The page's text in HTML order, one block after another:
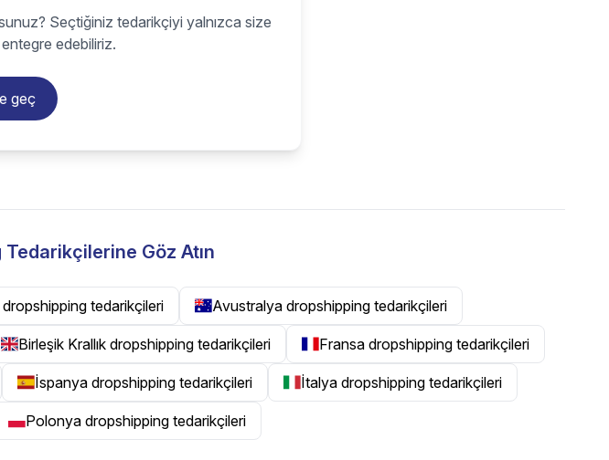
Seçtiğiniz tedarikçiyi yalnızca size
edebiliriz.
geç
Göz Atın
tedarikçileri Avustralya dropshipping tedarikçileri
Birleşik Krallık dropshipping tedarikçileri Fransa dropshipping tedarikçileri
İspanya dropshipping tedarikçileri İtalya dropshipping tedarikçileri
Polonya dropshipping tedarikçileri